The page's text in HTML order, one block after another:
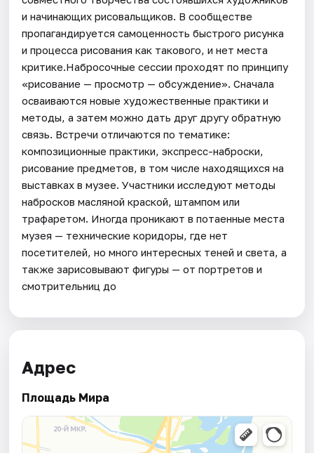
и начинающих рисовальщиков. В сообществе
пропагандируется самоценность быстрого рисунка
и процесса рисования как такового, и нет места
критике.Набросочные сессии проходят по принципу
«рисование — просмотр — обсуждение». Сначала
осваиваются новые художественные практики и
методы, а затем можно дать друг другу обратную
связь. Встречи отличаются по тематике:
композиционные практики, экспресс-наброски,
рисование предметов, в том числе находящихся на
выставках в музее. Участники исследуют методы
набросков масляной краской, штампом или
трафаретом. Иногда проникают в потаенные места
музея — технические коридоры, где нет
посетителей, но много интересных теней и света, а
также зарисовывают фигуры — от портретов и
смотрительниц до
Адрес
Площадь Мира